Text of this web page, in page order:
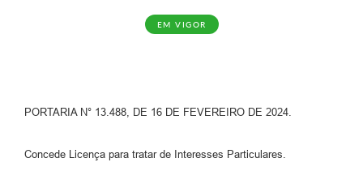
Contato
Ramais
EM VIGOR
PORTARIA N° 13.488, DE 16 DE FEVEREIRO DE 2024.
Concede Licença para tratar de Interesses Particulares.